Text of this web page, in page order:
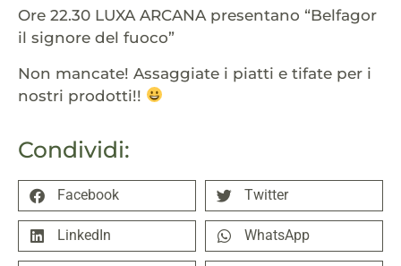
Condividi:
Facebook Twitter
LinkedIn WhatsApp
Ore 22.30 LUXA ARCANA presentano “Belfagor
il signore del fuoco”
Non mancate! Assaggiate i piatti e tifate per i
nostri prodotti!!